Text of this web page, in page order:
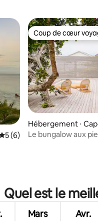
moyenne sur la
5 (6)
Coup de cœur
Coup de cœur
Hébergement ⋅
ancis
Le bungalow aux
Quel est le
Mars Avr.